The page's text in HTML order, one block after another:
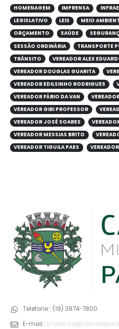
HOMENAGEM
IMPRENSA
LEGISLATIVO
LEIS MEIO
ORÇAMENTO
SAÚDE
SESSÃO ORDINÁRIA
TRANSPORTE
TRÂNSITO
VEREADOR ALEX
VEREADOR DOUGLAS GUARITA
VEREADOR EDILSINHO RODRIGUES
VEREADOR FÁBIO DA VAN
VEREADOR GIBI PROFESSOR
VEREADOR JOSÉ SOARES
VEREADOR MESSIAS BRITO
VEREADOR TIGUILA PAES
Telefone:: (19) 3874-7800
E-mail::